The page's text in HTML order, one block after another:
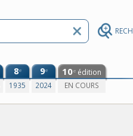
8e
1935
9e
2024
10e édition
EN COURS